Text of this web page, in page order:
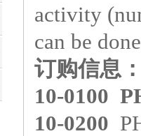
activity
can be
订购信息
10-0100
10-0200